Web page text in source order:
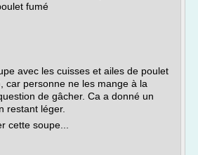
fumé
avec les cuisses et ailes de poulet
car personne ne les mange à la
de gâcher. Ca a donné un
restant léger.
cette soupe...